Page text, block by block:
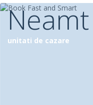
Neamt
unitati de cazare